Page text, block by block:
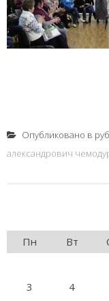
Опубликовано в
александрович
Пн
Вт
3
4